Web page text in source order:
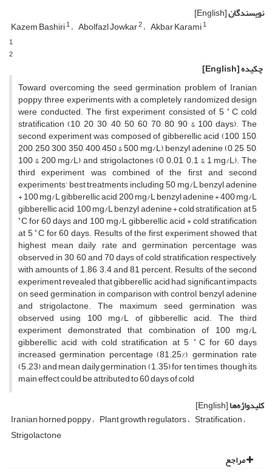
نویسندگان[English]
Kazem Bashiri1 Abolfazl Jowkar2 Akbar Karami1
1
2
چکیده[English]
Toward overcoming the seed germination problem of Iranian
poppy, three experiments with a completely randomized design
were conducted. The first experiment consisted of 5 ◦ C cold
stratification (10, 20, 30, 40, 50, 60, 70, 80, 90 & 100 days). The
second experiment was composed of gibberellic acid (100, 150,
200, 250, 300, 350, 400, 450 & 500 mg/L), benzyl adenine (0, 25, 50,
100 & 200 mg/L) and strigolactones (0, 0.01, 0.1 & 1 mg/L). The
third experiment was combined of the first and second
experiments’ best treatments including 50 mg/L benzyl adenine
+ 100 mg/L gibberellic acid, 200 mg/L benzyl adenine + 400 mg/L
gibberellic acid, 100 mg/L benzyl adenine + cold stratification at 5
◦C for 60 days and 100 mg/L gibberellic acid + cold stratification
at 5◦C for 60 days. Results of the first experiment showed that
highest mean daily, rate and germination percentage was
observed in 30, 60 and 70 days of cold stratification respectively,
with amounts of 1.86, 3.4 and 81 percent. Results of the second
experiment revealed that gibberellic acid had significant impacts
on seed germination, in comparison with control, benzyl adenine
and strigolactone. The maximum seed germination was
observed using 100 mg/L of gibberellic acid. The third
experiment demonstrated that combination of 100 mg/L
gibberellic acid with cold stratification at 5 ◦ C for 60 days
increased germination percentage (81.25%), germination rate
(5.23) and mean daily germination (1.35) for ten times, though its
main effect could be attributed to 60 days of cold
کلیدواژه‌ها[English]
Iranian horned poppy Plant growth regulators Stratification
Strigolactone
مراجع